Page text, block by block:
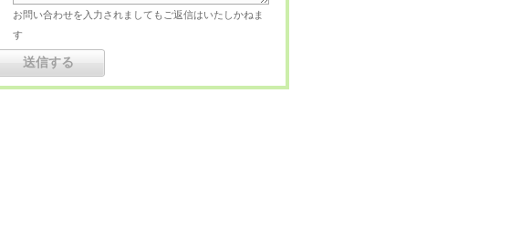
お問い合わせを入力されましてもご返信はいたしかねま
す